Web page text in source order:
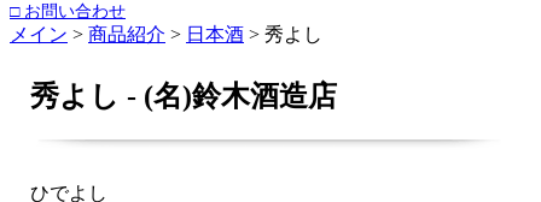
□ お問い合わせ
メイン > 商品紹介 > 日本酒 > 秀よし
秀よし - (名)鈴木酒造店
ひでよし